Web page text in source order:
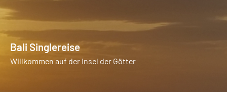
Bali Singlereise
Willkommen auf der Insel der Götter